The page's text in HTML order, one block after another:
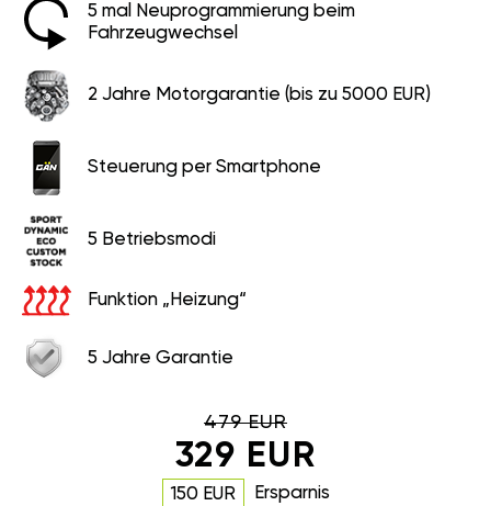
5 mal Neuprogrammierung beim
Fahrzeugwechsel
2 Jahre Motorgarantie (bis zu 5000 EUR)
Steuerung per Smartphone
5 Betriebsmodi
Funktion „Heizung“
5 Jahre Garantie
479 EUR
329 EUR
150 EUR Ersparnis